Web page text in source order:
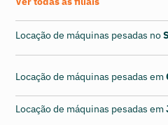
Locação de máquinas pesadas no
Locação de máquinas pesadas em
Locação de máquinas pesadas em